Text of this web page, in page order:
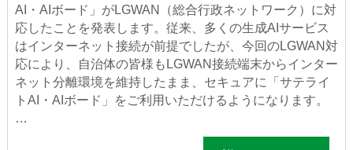
AI・AIボード」がLGWAN（総合行政ネットワーク）に対
応したことを発表します。従来、多くの生成AIサービス
はインターネット接続が前提でしたが、今回のLGWAN対
応により、自治体の皆様もLGWAN接続端末からインター
ネット分離環境を維持したまま、セキュアに「サテライ
トAI・AIボード」をご利用いただけるようになります。
…